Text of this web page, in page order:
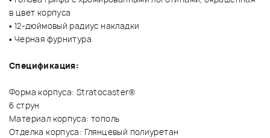
в цвет корпуса
• 12-дюймовый радиус накладки
• Черная фурнитура
Спецификация:
Форма корпуса: Stratocaster®
6 струн
Материал корпуса: тополь
Отделка корпуса: Глянцевый полиуретан